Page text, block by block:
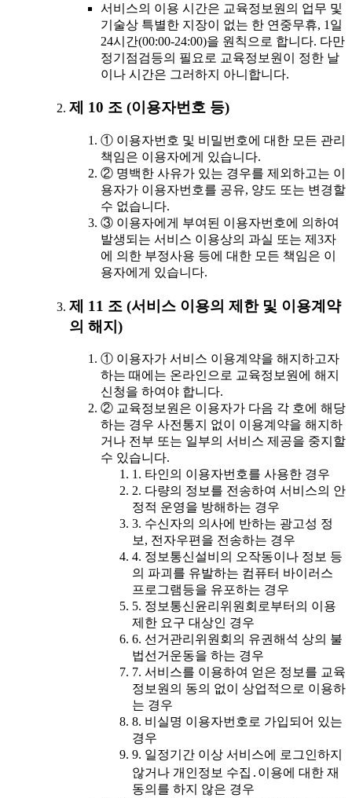
서비스의 이용 시간은 교육정보원의 업무 및
기술상 특별한 지장이 없는 한 연중무휴, 1일
24시간(00:00-24:00)을 원칙으로 합니다. 다만
정기점검등의 필요로 교육정보원이 정한 날
이나 시간은 그러하지 아니합니다.
제 10 조 (이용자번호 등)
① 이용자번호 및 비밀번호에 대한 모든 관리
책임은 이용자에게 있습니다.
② 명백한 사유가 있는 경우를 제외하고는 이
용자가 이용자번호를 공유, 양도 또는 변경할
수 없습니다.
③ 이용자에게 부여된 이용자번호에 의하여
발생되는 서비스 이용상의 과실 또는 제3자
에 의한 부정사용 등에 대한 모든 책임은 이
용자에게 있습니다.
제 11 조 (서비스 이용의 제한 및 이용계약
의 해지)
① 이용자가 서비스 이용계약을 해지하고자
하는 때에는 온라인으로 교육정보원에 해지
신청을 하여야 합니다.
② 교육정보원은 이용자가 다음 각 호에 해당
하는 경우 사전통지 없이 이용계약을 해지하
거나 전부 또는 일부의 서비스 제공을 중지할
수 있습니다.
1. 타인의 이용자번호를 사용한 경우
2. 다량의 정보를 전송하여 서비스의 안
정적 운영을 방해하는 경우
3. 수신자의 의사에 반하는 광고성 정
보, 전자우편을 전송하는 경우
4. 정보통신설비의 오작동이나 정보 등
의 파괴를 유발하는 컴퓨터 바이러스
프로그램등을 유포하는 경우
5. 정보통신윤리위원회로부터의 이용
제한 요구 대상인 경우
6. 선거관리위원회의 유권해석 상의 불
법선거운동을 하는 경우
7. 서비스를 이용하여 얻은 정보를 교육
정보원의 동의 없이 상업적으로 이용하
는 경우
8. 비실명 이용자번호로 가입되어 있는
경우
9. 일정기간 이상 서비스에 로그인하지
않거나 개인정보 수집․이용에 대한 재
동의를 하지 않은 경우